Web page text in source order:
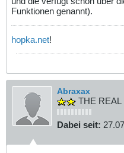
Funktionen genannt).
hopka.net!
Abraxax
THE REAL
Dabei seit: